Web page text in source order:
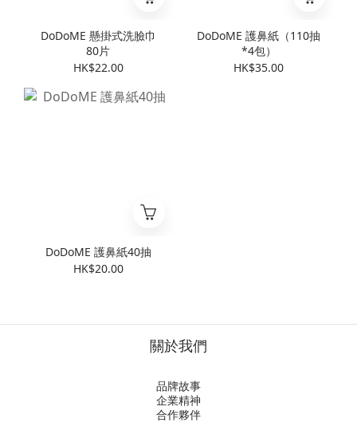
DoDoME 懸掛式洗臉巾
80片
HK$22.00
DoDoME 護鼻紙（110抽
*4包）
HK$35.00
DoDoME 護鼻紙40抽
HK$20.00
關於我們
品牌故事
企業精神
合作夥伴